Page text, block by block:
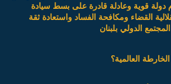
دولة قوية وعادلة قادرة على بسط سيادة
القضاء ومكافحة الفساد واستعادة ثقة
المجتمع الدولي بلبنان
العالمية؟